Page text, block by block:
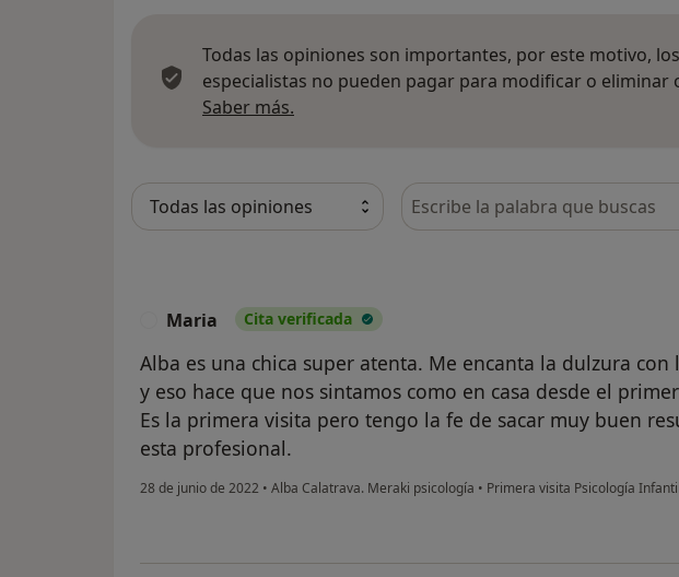
Todas las opiniones son importantes, por este motivo, los
especialistas no pueden pagar para modificar o eliminar
Saber más.
Busca en opiniones
Maria Cita verificada
Alba es una chica super atenta. Me encanta la dulzura con
y eso hace que nos sintamos como en casa desde el
Es la primera visita pero tengo la fe de sacar muy buen
esta profesional.
28 de junio de 2022 • Alba Calatrava. Meraki psicología • Primera visita Psicología Infantil